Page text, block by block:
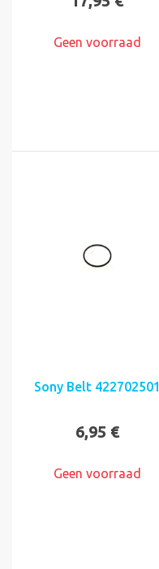
Geen voorraad
Sony Belt 422702501
6,95 €
Geen voorraad